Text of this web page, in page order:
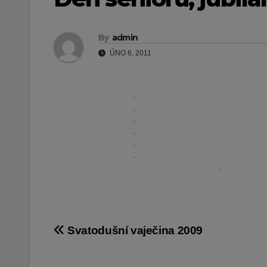
By admin
ÚNO 6, 2011
Navigace
Svatodušní vaječina 2009